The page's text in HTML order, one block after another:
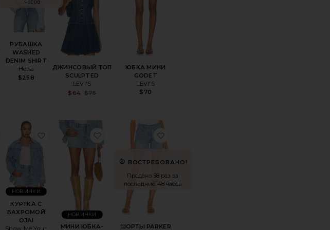
часов
РУБАШКА
WASHED
DENIM SHIRT
Helsa
$258
ДЖИНСОВЫЙ ТОП
SCULPTED
LEVI'S
Sale price:
$64 $75
ЮБКА МИНИ
GODET
LEVI'S
$70
избранноеКОРСЕТ DAYDREAM
КУРТКА С
БАХРОМОЙ
OJAI
Show Me Your
НОВИНКИ
избранноеКУРТКА С БАХРОМОЙ OJAI
МИНИ ЮБКА-
НОВИНКИ
избранноеМИНИ ЮБКА-ШОРТЫ OJAI
ВОСТРЕБОВАНО!
Продано 58 раз за
последние 48 часов
ШОРТЫ PARKER